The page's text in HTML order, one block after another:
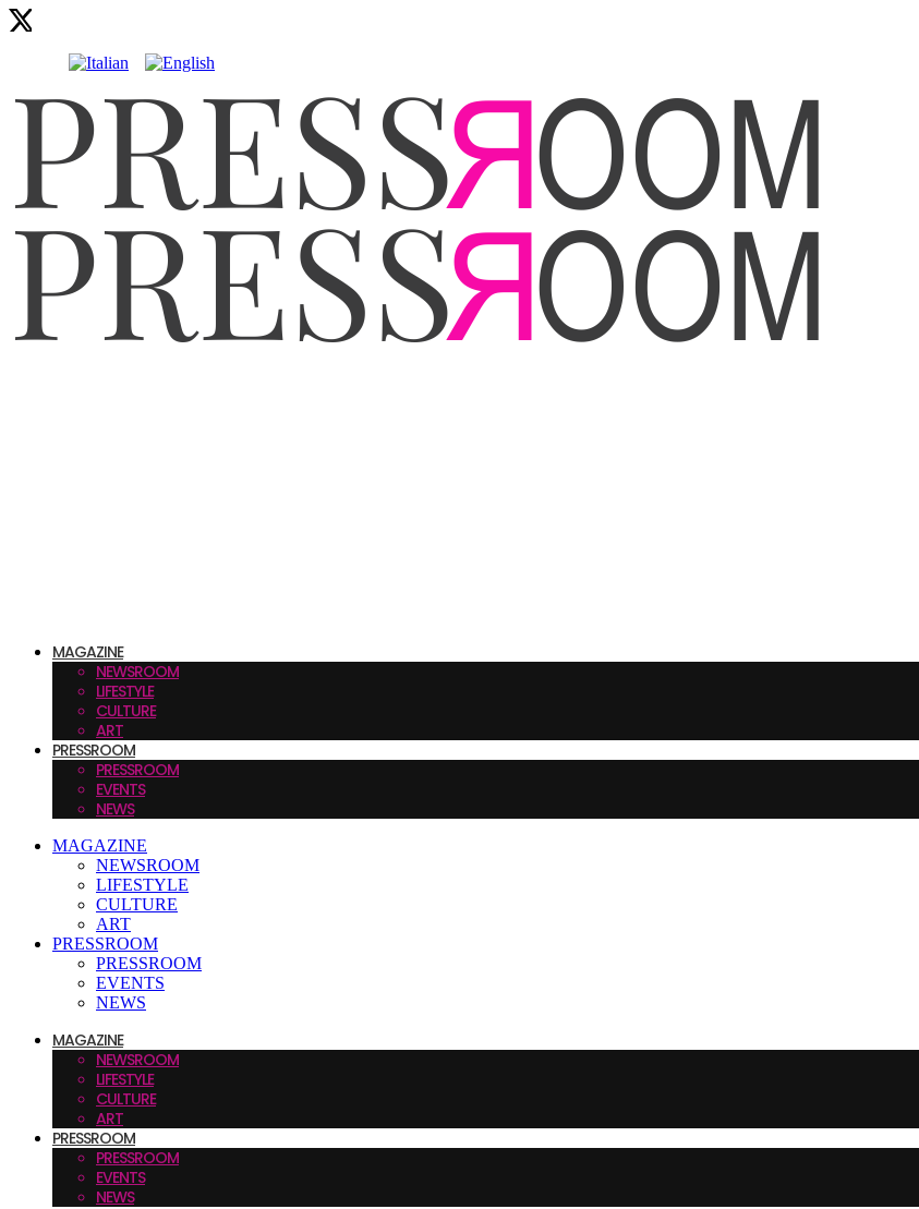
MAGAZINE
NEWSROOM
LIFESTYLE
CULTURE
ART
PRESSROOM
PRESSROOM
EVENTS
NEWS
MAGAZINE
NEWSROOM
LIFESTYLE
CULTURE
ART
PRESSROOM
PRESSROOM
EVENTS
NEWS
MAGAZINE
NEWSROOM
LIFESTYLE
CULTURE
ART
PRESSROOM
PRESSROOM
EVENTS
NEWS